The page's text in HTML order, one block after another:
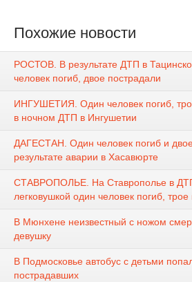
Похожие новости
РОСТОВ. В результате ДТП в
человек погиб, двое пострадали
ИНГУШЕТИЯ. Один человек погиб,
в ночном ДТП в Ингушетии
ДАГЕСТАН. Один человек погиб и
результате аварии в Хасавюрте
СТАВРОПОЛЬЕ. На Ставрополье в
легковушкой один человек погиб, трое
В Мюнхене неизвестный с ножом
девушку
В Подмосковье автобус с детьми
пострадавших